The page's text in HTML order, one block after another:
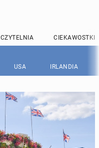
CZYTELNIA CIEKAWOSTKI
USA IRLANDIA